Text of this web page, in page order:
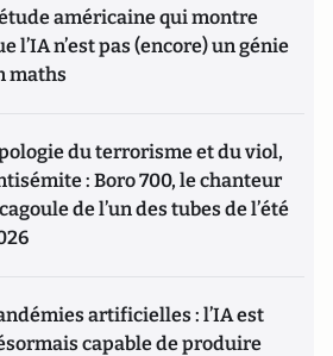
américaine qui montre
l’IA n’est pas (encore) un génie
maths
du terrorisme et du viol,
: Boro 700, le chanteur
de l’un des tubes de l’été
artificielles : l’IA est
capable de produire